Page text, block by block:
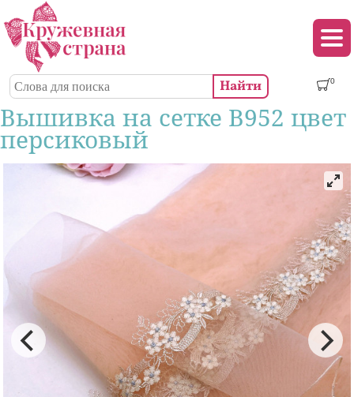
Перейти к основному содержанию
Форма поиска
Поиск 0
Вышивка на сетке В952 цвет
персиковый